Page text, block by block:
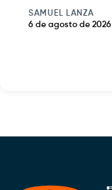
SAMUEL LANZA
6 de agosto de 2026